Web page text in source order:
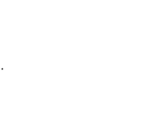
*